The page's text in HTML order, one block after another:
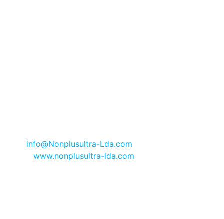
info@Nonplusultra-Lda.com
www.nonplusultra-lda.com